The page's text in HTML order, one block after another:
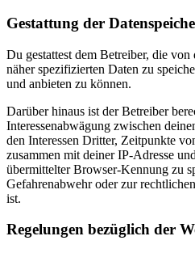
Gestattung der
Du gestattest dem Betreiber, die
näher spezifizierten Daten zu
und anbieten zu können.
Darüber hinaus ist der Betreiber
Interessenabwägung zwischen
den Interessen Dritter, Zeitpunkte
zusammen mit deiner IP-Adresse
übermittelter Browser-Kennung zu
Gefahrenabwehr oder zur
ist.
Regelungen bezüglich der